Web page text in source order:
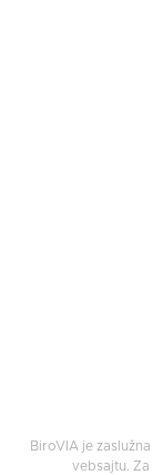
BiroVIA je
vebsajtu.